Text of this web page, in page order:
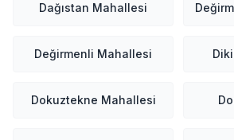
Dağıstan Mahallesi
Değirmenli Mahallesi
Dokuztekne Mahallesi